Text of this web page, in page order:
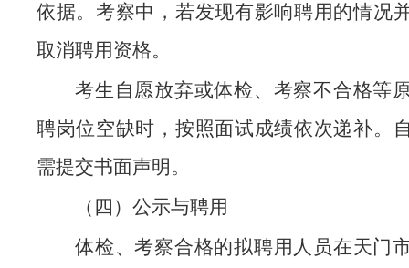
依据。考察中，若发现有影响聘用的情况
取消聘用资格。
考生自愿放弃或体检、考察不合格等
聘岗位空缺时，按照面试成绩依次递补。
需提交书面声明。
（四）公示与聘用
体检、考察合格的拟聘用人员在天门